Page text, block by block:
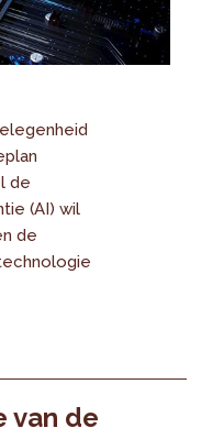
de
(AI) wil
de
van de